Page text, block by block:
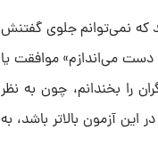
که نمی‌توانم جلوی گفتنش
دست می‌اندازم» موافقت یا
را بخندانم، چون به نظر
آزمون بالاتر باشد، به